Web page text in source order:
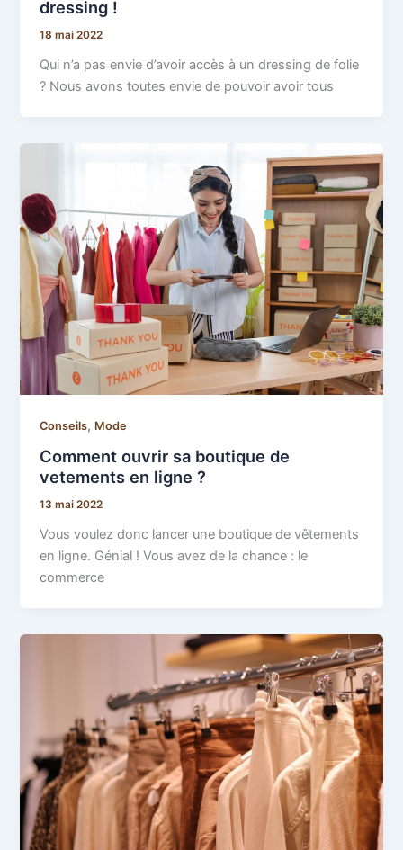
dressing !
18 mai 2022
Qui n’a pas envie d’avoir accès à un dressing de folie
? Nous avons toutes envie de pouvoir avoir tous
Conseils, Mode
Comment ouvrir sa boutique de
vetements en ligne ?
13 mai 2022
Vous voulez donc lancer une boutique de vêtements
en ligne. Génial ! Vous avez de la chance : le
commerce